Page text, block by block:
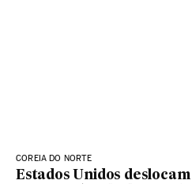
COREIA DO NORTE
Estados Unidos